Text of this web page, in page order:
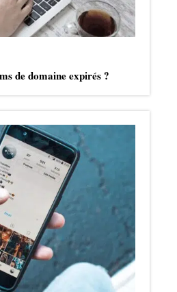
de domaine expirés ?